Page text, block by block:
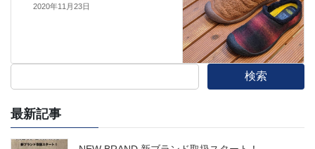
2020年11月23日
検索
最新記事